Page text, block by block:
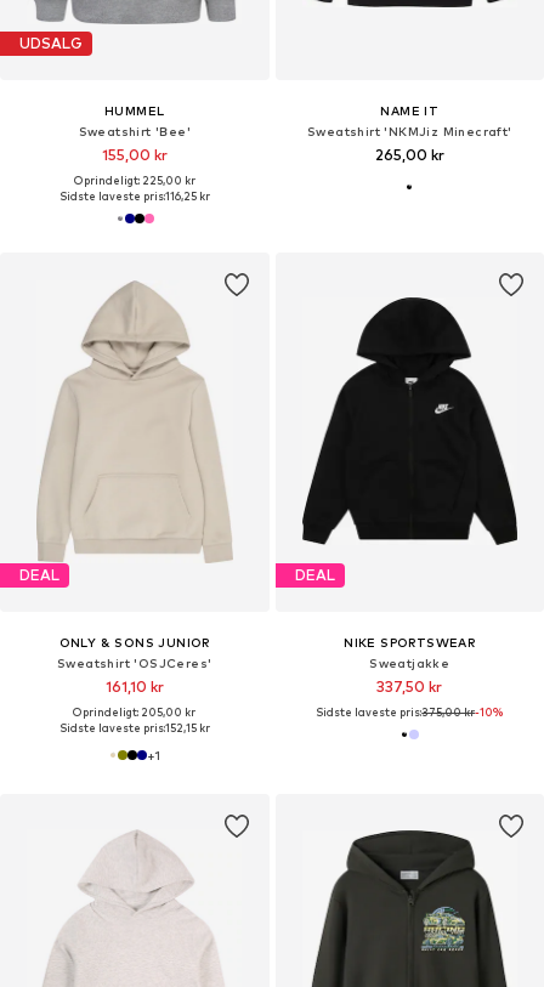
UDSALG
HUMMEL
Sweatshirt 'Bee'
155,00 kr
Oprindeligt: 225,00 kr
Sidste laveste pris:116,25 kr
NAME IT
Sweatshirt 'NKMJiz Minecraft'
265,00 kr
DEAL
ONLY & SONS JUNIOR
Sweatshirt 'OSJCeres'
161,10 kr
Oprindeligt: 205,00 kr
Sidste laveste pris:152,15 kr
+1
DEAL
NIKE SPORTSWEAR
Sweatjakke
337,50 kr
Sidste laveste pris:375,00 kr-10%